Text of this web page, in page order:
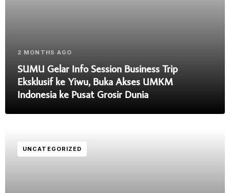
2 MONTHS AGO
SUMU Gelar Info Session Business Trip
Eksklusif ke Yiwu, Buka Akses UMKM
Indonesia ke Pusat Grosir Dunia
UNCATEGORIZED